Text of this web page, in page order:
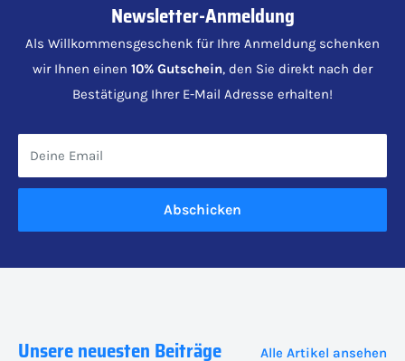
Newsletter-Anmeldung
Als Willkommensgeschenk für Ihre Anmeldung schenken
wir Ihnen einen 10% Gutschein, den Sie direkt nach der
Bestätigung Ihrer E-Mail Adresse erhalten!
Deine Email
Abschicken
Unsere neuesten Beiträge Alle Artikel ansehen